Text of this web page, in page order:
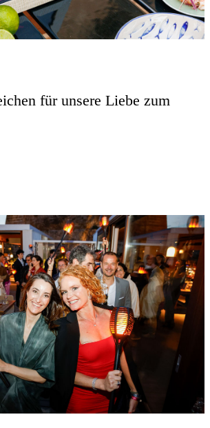
für unsere Liebe zum